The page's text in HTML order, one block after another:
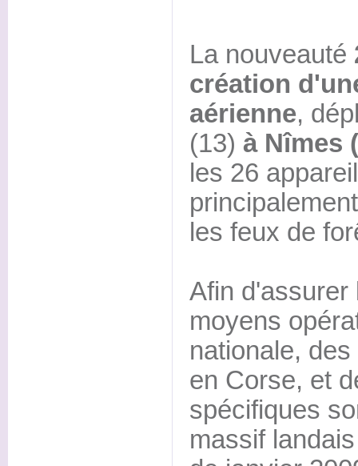
La nouveauté
création
aérienne,
(13) à Nîmes
les 26
les feux de
Afin d'assurer
moyens
nationale,
en Corse, et
spécifiques
massif